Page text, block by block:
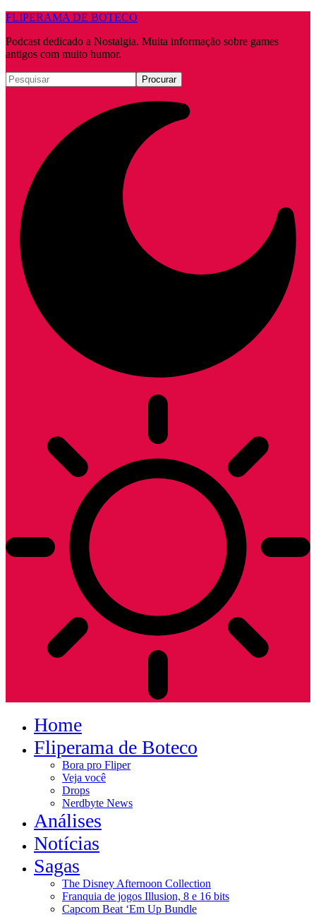
FLIPERAMA DE BOTECO
Podcast dedicado a Nostalgia. Muita informação sobre games
antigos com muito humor.
Home
Fliperama de Boteco
Bora pro Fliper
Veja você
Drops
Nerdbyte News
Análises
Notícias
Sagas
The Disney Afternoon Collection
Franquia de jogos Illusion, 8 e 16 bits
Capcom Beat ‘Em Up Bundle